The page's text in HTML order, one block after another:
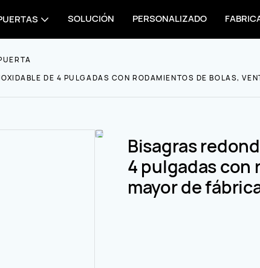
SOLUCIÓN PERSONALIZADO
DE 4 PULGADAS CON RODAMIENTOS DE BOLAS,
Bisagras
4 pulgadas con
mayor de